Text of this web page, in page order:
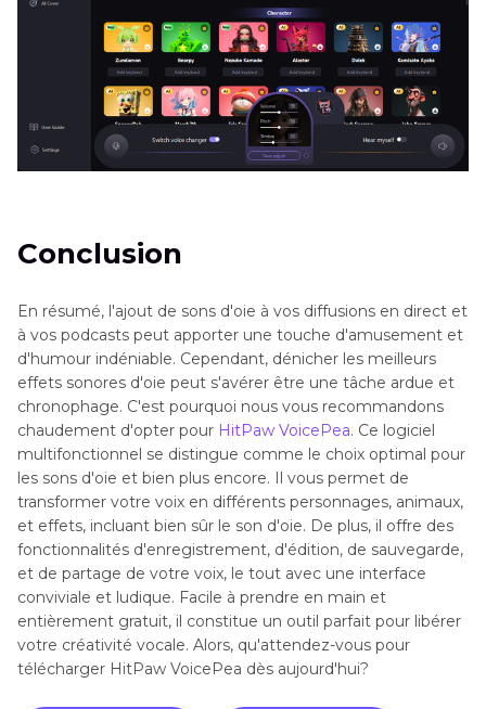
Conclusion
En résumé, l'ajout de sons d'oie à vos diffusions en direct et
à vos podcasts peut apporter une touche d'amusement et
d'humour indéniable. Cependant, dénicher les meilleurs
effets sonores d'oie peut s'avérer être une tâche ardue et
chronophage. C'est pourquoi nous vous recommandons
chaudement d'opter pour HitPaw VoicePea. Ce logiciel
multifonctionnel se distingue comme le choix optimal pour
les sons d'oie et bien plus encore. Il vous permet de
transformer votre voix en différents personnages, animaux,
et effets, incluant bien sûr le son d'oie. De plus, il offre des
fonctionnalités d'enregistrement, d'édition, de sauvegarde,
et de partage de votre voix, le tout avec une interface
conviviale et ludique. Facile à prendre en main et
entièrement gratuit, il constitue un outil parfait pour libérer
votre créativité vocale. Alors, qu'attendez-vous pour
télécharger HitPaw VoicePea dès aujourd'hui?